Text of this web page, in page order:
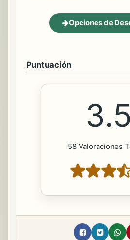
Opciones de
Puntuación
3.5
58 Valoraciones